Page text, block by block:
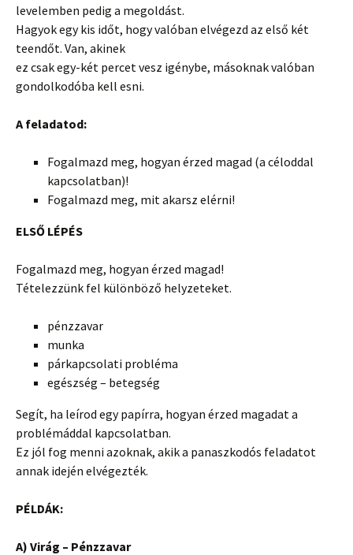
levelemben pedig a megoldást.
Hagyok egy kis időt, hogy valóban elvégezd az első két
teendőt. Van, akinek
ez csak egy-két percet vesz igénybe, másoknak valóban
gondolkodóba kell esni.
A feladatod:
Fogalmazd meg, hogyan érzed magad (a céloddal
kapcsolatban)!
Fogalmazd meg, mit akarsz elérni!
ELSŐ LÉPÉS
Fogalmazd meg, hogyan érzed magad!
Tételezzünk fel különböző helyzeteket.
pénzzavar
munka
párkapcsolati probléma
egészség – betegség
Segít, ha leírod egy papírra, hogyan érzed magadat a
problémáddal kapcsolatban.
Ez jól fog menni azoknak, akik a panaszkodós feladatot
annak idején elvégezték.
PÉLDÁK:
A) Virág – Pénzzavar